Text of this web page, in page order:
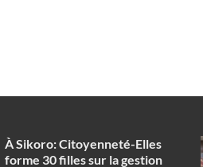
À Sikoro: Citoyenneté-Elles
forme 30 filles sur la gestion